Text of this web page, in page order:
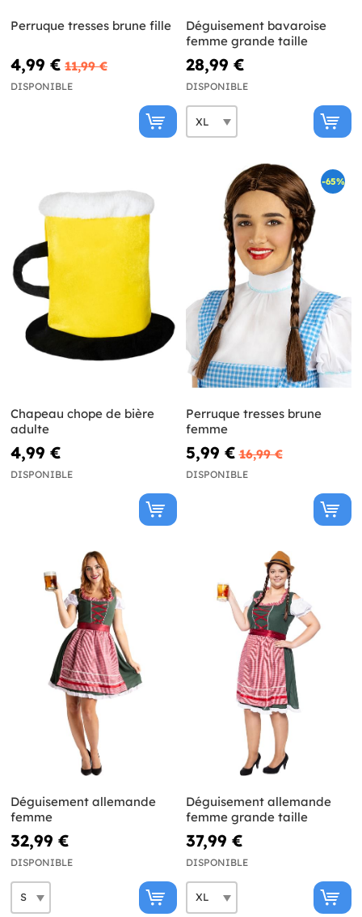
Perruque tresses brune fille
4,99 € 11,99 €
DISPONIBLE
Déguisement bavaroise
femme grande taille
28,99 €
DISPONIBLE
Chapeau chope de bière
adulte
4,99 €
DISPONIBLE
-65%
Perruque tresses brune
femme
5,99 € 16,99 €
DISPONIBLE
Déguisement allemande
femme
32,99 €
DISPONIBLE
Déguisement allemande
femme grande taille
37,99 €
DISPONIBLE